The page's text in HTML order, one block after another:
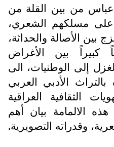
عباس من بين القلة من
على مسلكهم الشعري،
بين الأصالة والحداثة،
كبيراً بين الأغراض
إلى الوطنيات، الى
بالتراث الأدبي العربي
الثقافية العراقية
الالمامة بيان أهم
وقدراته التصويرية.